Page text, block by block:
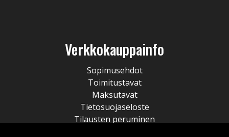
Verkkokauppainfo
Sopimusehdot
Toimitustavat
Maksutavat
Tietosuojaseloste
Tilausten peruminen